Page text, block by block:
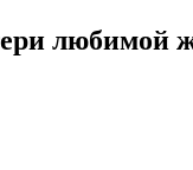
любимой